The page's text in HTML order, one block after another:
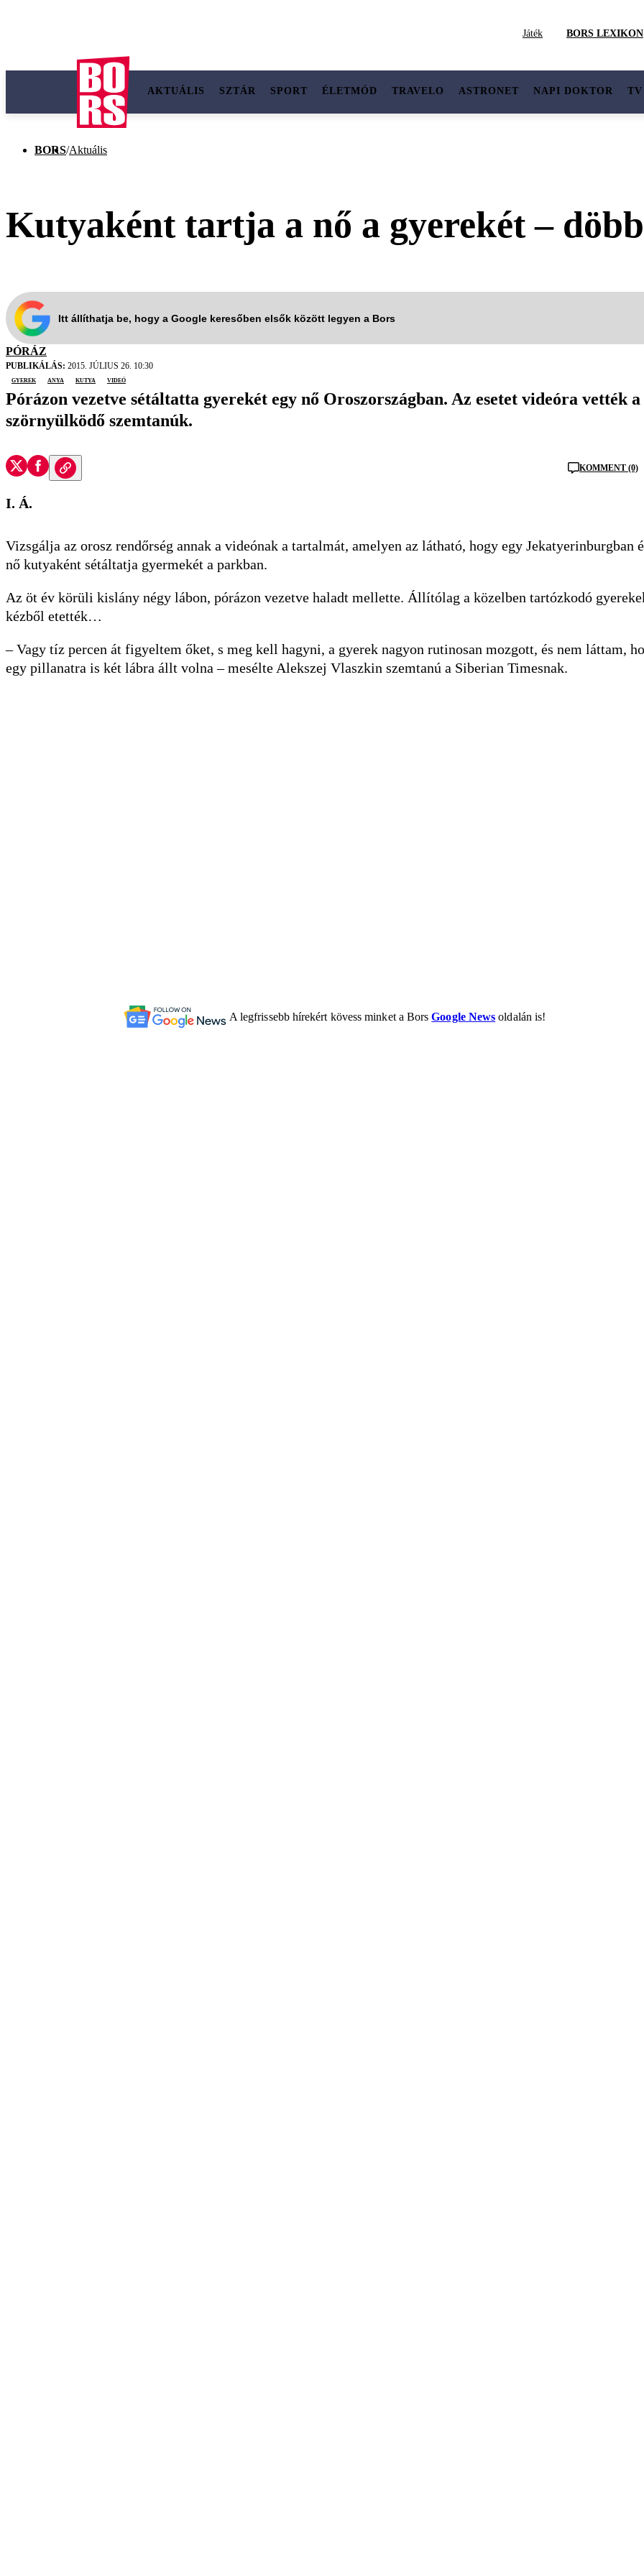
Játék BORS LEXIKON
AKTUÁLIS SZTÁR SPORT ÉLETMÓD TRAVELO ASTRONET NAPI DOKTOR TV
BORS/Aktuális
Kutyaként tartja a nő a gyerekét –
Itt állíthatja be, hogy a Google keresőben elsők között legyen a Bors
PÓRÁZ
PUBLIKÁLÁS: 2015. JÚLIUS 26. 10:30
gyerek
anya kutya videó
Pórázon vezetve sétáltatta gyerekét egy nő Oroszországban. Az esetet videóra vették a
szörnyülködő szemtanúk.
KOMMENT (0)
I. Á.
Vizsgálja az orosz rendőrség annak a videónak a tartalmát, amelyen az látható, hogy egy Jekatyerinburgban
nő kutyaként sétáltatja gyermekét a parkban.
Az öt év körüli kislány négy lábon, pórázon vezetve haladt mellette. Állítólag a közelben tartózkodó
kézből etették…
– Vagy tíz percen át figyeltem őket, s meg kell hagyni, a gyerek nagyon rutinosan mozgott, és nem láttam,
egy pillanatra is két lábra állt volna – mesélte Alekszej Vlaszkin szemtanú a Siberian Timesnak.
A legfrissebb hírekért kövess minket a BorsGoogle News oldalán is!